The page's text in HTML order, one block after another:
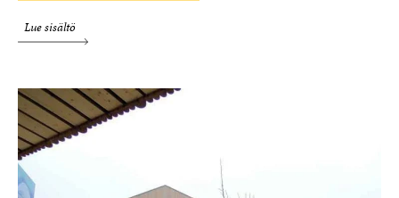
Lue sisältö